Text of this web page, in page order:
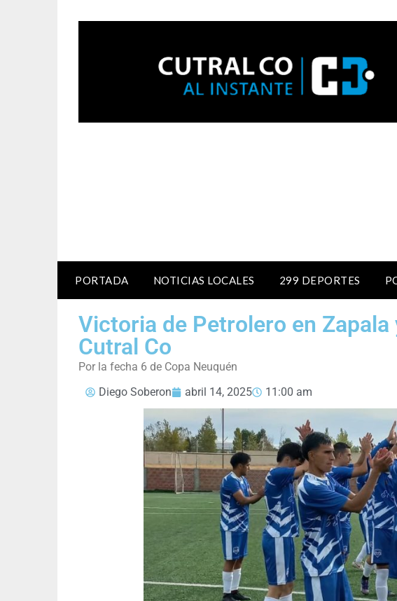
PORTADA NOTICIAS LOCALES 299 DEPORTES
Victoria de Petrolero en Zapala
Cutral Co
Por la fecha 6 de Copa Neuquén
Diego Soberon
abril 14, 2025 11:00 am